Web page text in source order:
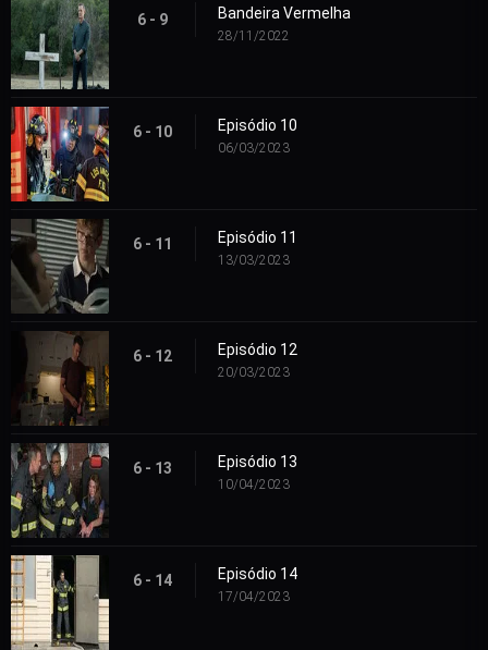
6 - 9 Bandeira Vermelha
28/11/2022
6 - 10 Episódio 10
06/03/2023
6 - 11 Episódio 11
13/03/2023
6 - 12 Episódio 12
20/03/2023
6 - 13 Episódio 13
10/04/2023
6 - 14 Episódio 14
17/04/2023